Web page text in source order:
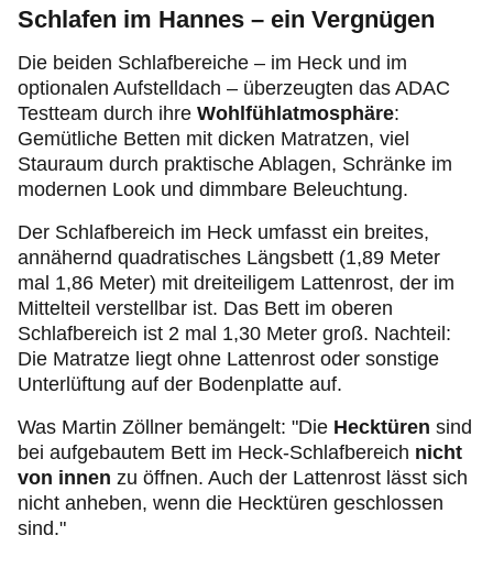
Schlafen im Hannes – ein Vergnügen
Die beiden Schlafbereiche – im Heck und im
optionalen Aufstelldach – überzeugten das ADAC
Testteam durch ihre Wohlfühlatmosphäre:
Gemütliche Betten mit dicken Matratzen, viel
Stauraum durch praktische Ablagen, Schränke im
modernen Look und dimmbare Beleuchtung.
Der Schlafbereich im Heck umfasst ein breites,
annähernd quadratisches Längsbett (1,89 Meter
mal 1,86 Meter) mit dreiteiligem Lattenrost, der im
Mittelteil verstellbar ist. Das Bett im oberen
Schlafbereich ist 2 mal 1,30 Meter groß. Nachteil:
Die Matratze liegt ohne Lattenrost oder sonstige
Unterlüftung auf der Bodenplatte auf.
Was Martin Zöllner bemängelt: "Die Hecktüren sind
bei aufgebautem Bett im Heck-Schlafbereich nicht
von innen zu öffnen. Auch der Lattenrost lässt sich
nicht anheben, wenn die Hecktüren geschlossen
sind."